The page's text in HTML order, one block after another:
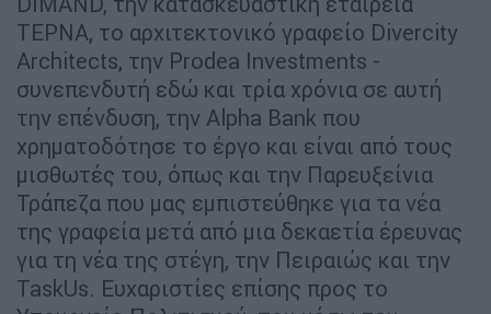
ΤΕΡΝΑ, το αρχιτεκτονικό γραφείο Divercity
Architects, την Prodea Investments -
συνεπενδυτή εδώ και τρία χρόνια σε αυτή
την επένδυση, την Alpha Bank που
χρηματοδότησε το έργο και είναι από τους
μισθωτές του, όπως και την Παρευξείνια
Τράπεζα που μας εμπιστεύθηκε για τα νέα
της γραφεία μετά από μια δεκαετία έρευνας
για τη νέα της στέγη, την Πειραιώς και την
TaskUs. Ευχαριστίες επίσης προς το